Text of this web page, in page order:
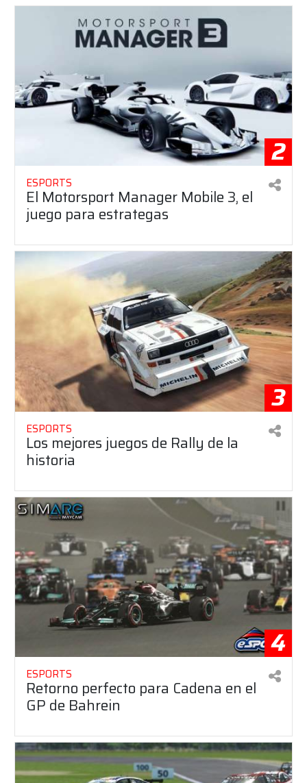
2
ESPORTS
El Motorsport Manager Mobile 3, el
juego para estrategas
3
ESPORTS
Los mejores juegos de Rally de la
historia
4
ESPORTS
Retorno perfecto para Cadena en el
GP de Bahrein